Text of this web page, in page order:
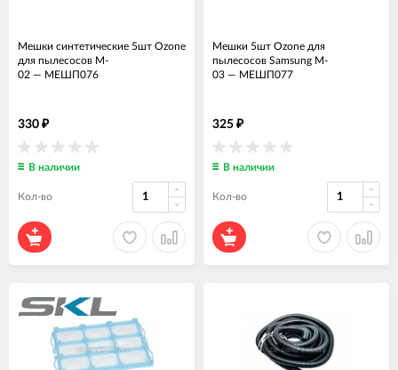
Мешки синтетические 5шт Ozone
для пылесосов M-
02 — МЕШП076
330 ₽
В наличии
Кол-во
Мешки 5шт Ozone для
пылесосов Samsung M-
03 — МЕШП077
325 ₽
В наличии
Кол-во